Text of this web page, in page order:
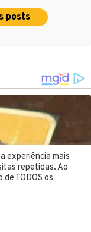
posts
experiência mais
repetidas. Ao
TODOS os